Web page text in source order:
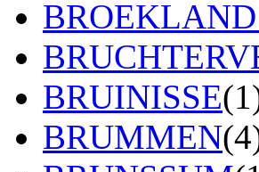
BRUINISSE
BRUMMEN